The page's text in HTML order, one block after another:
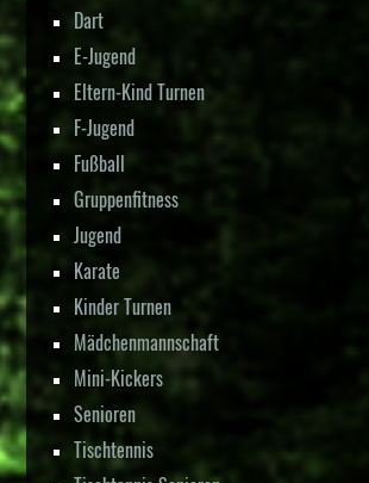
Dart
E-Jugend
Eltern-Kind Turnen
F-Jugend
Fußball
Gruppenfitness
Jugend
Karate
Kinder Turnen
Mädchenmannschaft
Mini-Kickers
Senioren
Tischtennis